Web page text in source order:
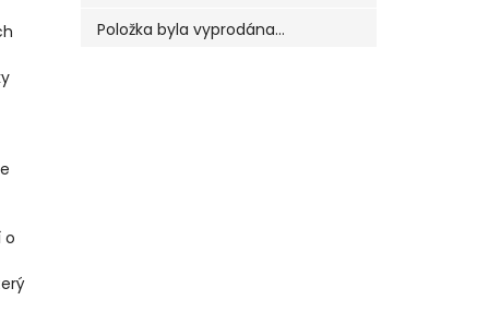
o
Položka byla vyprodána…